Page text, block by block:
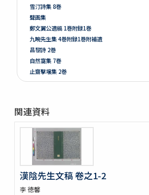
雪汀詩集 8巻
聲画集
鄭文翼公遺稿 1巻附録1巻
九畹先生集 4巻附録1巻附補遺
昌黎詩 2巻
自然窩集 7巻
止齋撃壌集 2巻
江山文藻 2巻
龍飛御天歌
大東詩選 12巻
漢陰先生文稿 12巻
錦南先生集 5巻
潜谷先生遺稿 14巻
大陵遺稿 11巻
一嚢遺稿 2巻
関連資料
漢陰先生文稿 卷之1-2
李 徳馨